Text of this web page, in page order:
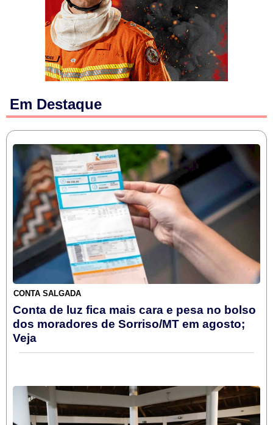
Em Destaque
CONTA SALGADA
Conta de luz fica mais cara e pesa no bolso
dos moradores de Sorriso/MT em agosto;
Veja